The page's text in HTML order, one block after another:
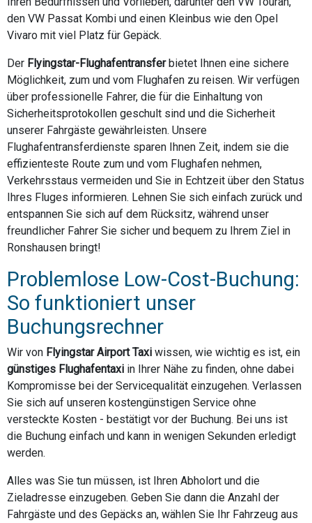
den VW Passat Kombi und einen Kleinbus wie den Opel
Vivaro mit viel Platz für Gepäck.
Der Flyingstar-Flughafentransferbietet Ihnen eine sichere
Möglichkeit, zum und vom Flughafen zu reisen. Wir verfügen
über professionelle Fahrer, die für die Einhaltung von
Sicherheitsprotokollen geschult sind und die Sicherheit
unserer Fahrgäste gewährleisten. Unsere
Flughafentransferdienste sparen Ihnen Zeit, indem sie die
effizienteste Route zum und vom Flughafen nehmen,
Verkehrsstaus vermeiden und Sie in Echtzeit über den Status
Ihres Fluges informieren. Lehnen Sie sich einfach zurück und
entspannen Sie sich auf dem Rücksitz, während unser
freundlicher Fahrer Sie sicher und bequem zu Ihrem Ziel in
Ronshausen bringt!
Problemlose Low-Cost-Buchung:
So funktioniert unser
Buchungsrechner
Wir von Flyingstar Airport Taxi wissen, wie wichtig es ist, ein
günstiges Flughafentaxi in Ihrer Nähe zu finden, ohne dabei
Kompromisse bei der Servicequalität einzugehen. Verlassen
Sie sich auf unseren kostengünstigen Service ohne
versteckte Kosten - bestätigt vor der Buchung. Bei uns ist
die Buchung einfach und kann in wenigen Sekunden erledigt
werden.
Alles was Sie tun müssen, ist Ihren Abholort und die
Zieladresse einzugeben. Geben Sie dann die Anzahl der
Fahrgäste und des Gepäcks an, wählen Sie Ihr Fahrzeug aus